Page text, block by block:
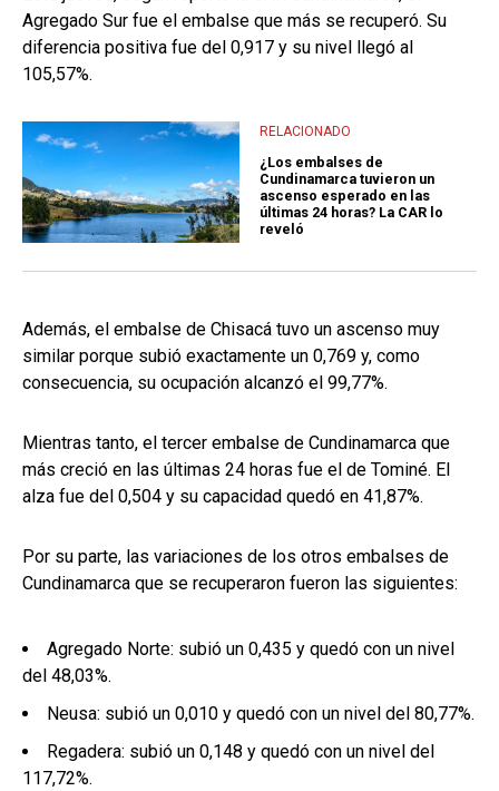
Agregado Sur fue el embalse que más se recuperó. Su
diferencia positiva fue del 0,917 y su nivel llegó al
105,57%.
RELACIONADO
¿Los embalses de
Cundinamarca tuvieron un
ascenso esperado en las
últimas 24 horas? La CAR lo
reveló
Además, el embalse de Chisacá tuvo un ascenso muy
similar porque subió exactamente un 0,769 y, como
consecuencia, su ocupación alcanzó el 99,77%.
Mientras tanto, el tercer embalse de Cundinamarca que
más creció en las últimas 24 horas fue el de Tominé. El
alza fue del 0,504 y su capacidad quedó en 41,87%.
Por su parte, las variaciones de los otros embalses de
Cundinamarca que se recuperaron fueron las siguientes:
Agregado Norte: subió un 0,435 y quedó con un nivel
del 48,03%.
Neusa: subió un 0,010 y quedó con un nivel del 80,77%.
Regadera: subió un 0,148 y quedó con un nivel del
117,72%.